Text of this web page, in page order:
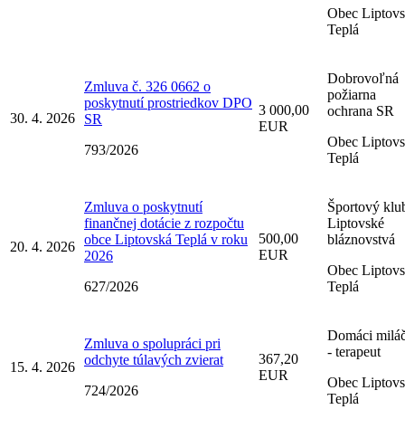
Obec
Teplá
30. 4. 2026
Zmluva č. 326 0662 o
poskytnutí prostriedkov DPO
SR
793/2026
3 000,00
EUR
Dobrovoľná
požiarna
ochrana SR
Obec
Teplá
20. 4. 2026
Zmluva o poskytnutí
finančnej dotácie z rozpočtu
obce Liptovská Teplá v roku
2026
627/2026
500,00
EUR
Športový
Liptovské
bláznovstvá
Obec
Teplá
15. 4. 2026
Zmluva o spolupráci pri
odchyte túlavých zvierat
724/2026
367,20
EUR
Domáci
- terapeut
Obec
Teplá